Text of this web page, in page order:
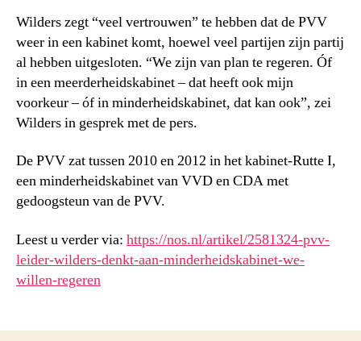
Wilders zegt “veel vertrouwen” te hebben dat de PVV
weer in een kabinet komt, hoewel veel partijen zijn partij
al hebben uitgesloten. “We zijn van plan te regeren. Óf
in een meerderheidskabinet – dat heeft ook mijn
voorkeur – óf in minderheidskabinet, dat kan ook”, zei
Wilders in gesprek met de pers.
De PVV zat tussen 2010 en 2012 in het kabinet-Rutte I,
een minderheidskabinet van VVD en CDA met
gedoogsteun van de PVV.
Leest u verder via: https://nos.nl/artikel/2581324-pvv-
leider-wilders-denkt-aan-minderheidskabinet-we-
willen-regeren